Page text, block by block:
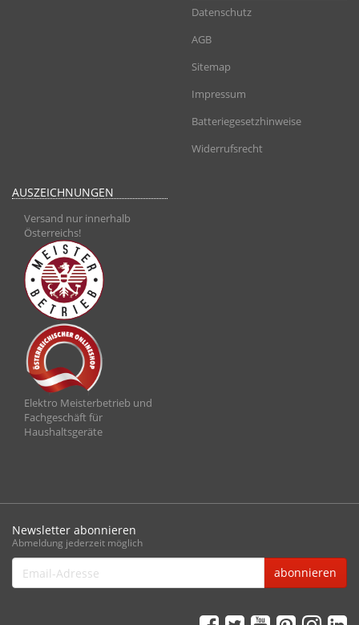
Datenschutz
AGB
Sitemap
Impressum
Batteriegesetzhinweise
Widerrufsrecht
AUSZEICHNUNGEN
Versand nur innerhalb
Österreichs!
Elektro Meisterbetrieb und
Fachgeschäft für
Haushaltsgeräte
Newsletter abonnieren
Abmeldung jederzeit möglich
Email-
Adresse
abonnieren